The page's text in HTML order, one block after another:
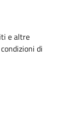
e altre
di